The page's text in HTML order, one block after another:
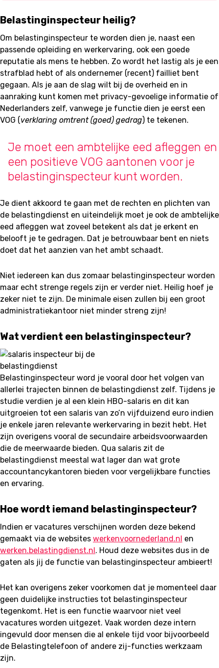
Belastinginspecteur heilig?
Om belastinginspecteur te worden dien je, naast een
passende opleiding en werkervaring, ook een goede
reputatie als mens te hebben. Zo wordt het lastig als je een
strafblad hebt of als ondernemer (recent) failliet bent
gegaan. Als je aan de slag wilt bij de overheid en in
aanraking kunt komen met privacy-gevoelige informatie of
Nederlanders zelf, vanwege je functie dien je eerst een
VOG (verklaring omtrent (goed) gedrag) te tekenen.
Je moet een ambtelijke eed afleggen en
een positieve VOG aantonen voor je
belastinginspecteur kunt worden.
Je dient akkoord te gaan met de rechten en plichten van
de belastingdienst en uiteindelijk moet je ook de ambtelijke
eed afleggen wat zoveel betekent als dat je erkent en
belooft je te gedragen. Dat je betrouwbaar bent en niets
doet dat het aanzien van het ambt schaadt.
Niet iedereen kan dus zomaar belastinginspecteur worden
maar echt strenge regels zijn er verder niet. Heilig hoef je
zeker niet te zijn. De minimale eisen zullen bij een groot
administratiekantoor niet minder streng zijn!
Wat verdient een belastinginspecteur?
Belastinginspecteur word je vooral door het volgen van
allerlei trajecten binnen de belastingdienst zelf. Tijdens je
studie verdien je al een klein HBO-salaris en dit kan
uitgroeien tot een salaris van zo’n vijfduizend euro indien
je enkele jaren relevante werkervaring in bezit hebt. Het
zijn overigens vooral de secundaire arbeidsvoorwaarden
die de meerwaarde bieden. Qua salaris zit de
belastingdienst meestal wat lager dan wat grote
accountancykantoren bieden voor vergelijkbare functies
en ervaring.
Hoe wordt iemand belastinginspecteur?
Indien er vacatures verschijnen worden deze bekend
gemaakt via de websites werkenvoornederland.nl en
werken.belastingdienst.nl . Houd deze websites dus in de
gaten als jij de functie van belastinginspecteur ambieert!
Het kan overigens zeker voorkomen dat je momenteel daar
geen duidelijke instructies tot belastinginspecteur
tegenkomt. Het is een functie waarvoor niet veel
vacatures worden uitgezet. Vaak worden deze intern
ingevuld door mensen die al enkele tijd voor bijvoorbeeld
de Belastingtelefoon of andere zij-functies werkzaam
zijn.